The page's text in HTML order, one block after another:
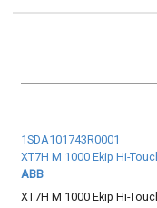
1SDA101743R0001
XT7H M 1000 Ekip Hi-
ABB
XT7H M 1000 Ekip Hi-